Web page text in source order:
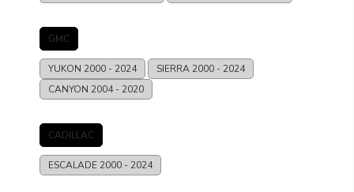
GMC
YUKON 2000 - 2024 SIERRA 2000 - 2024
CANYON 2004 - 2020
CADILLAC
ESCALADE 2000 - 2024